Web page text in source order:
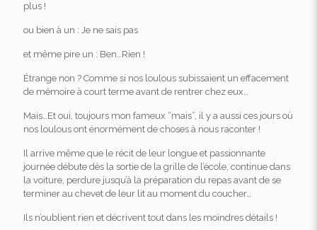
plus !
ou bien à un : Je ne sais pas
et même pire un : Ben…Rien !
Étrange non ? Comme si nos loulous subissaient un effacement
de mémoire à court terme avant de rentrer chez eux…
Mais…Et oui, toujours mon fameux “mais”, il y a aussi ces jours où
nos loulous ont énormément de choses à nous raconter !
Il arrive même que le récit de leur longue et passionnante
journée débute dès la sortie de la grille de l’école, continue dans
la voiture, perdure jusqu’à la préparation du repas avant de se
terminer au chevet de leur lit au moment du coucher…
Ils n’oublient rien et décrivent tout dans les moindres détails !